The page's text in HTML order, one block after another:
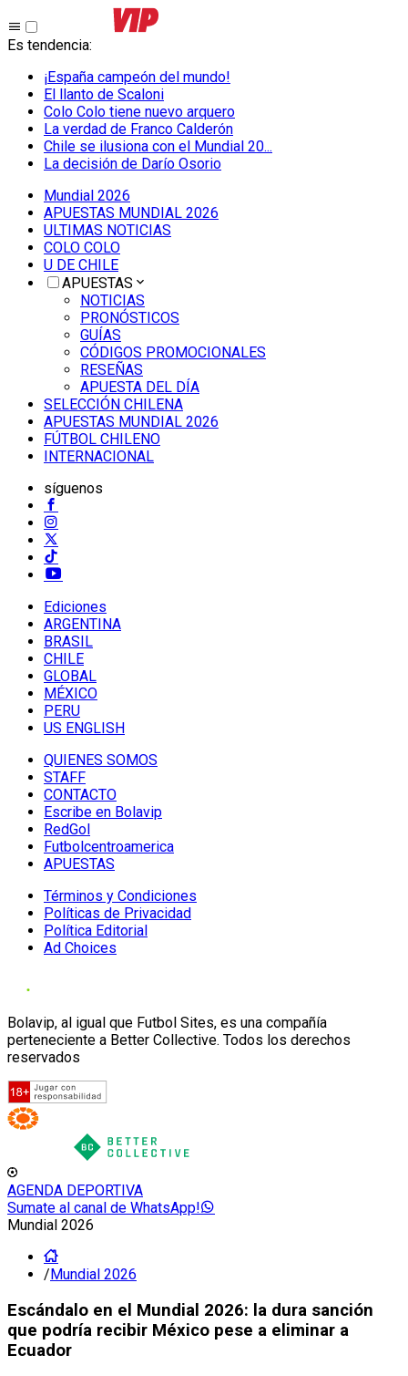
Es tendencia:
¡España campeón del mundo!
El llanto de Scaloni
Colo Colo tiene nuevo arquero
La verdad de Franco Calderón
Chile se ilusiona con el Mundial 20...
La decisión de Darío Osorio
Mundial 2026
APUESTAS MUNDIAL 2026
ULTIMAS NOTICIAS
COLO COLO
U DE CHILE
APUESTAS
NOTICIAS
PRONÓSTICOS
GUÍAS
CÓDIGOS PROMOCIONALES
RESEÑAS
APUESTA DEL DÍA
SELECCIÓN CHILENA
APUESTAS MUNDIAL 2026
FÚTBOL CHILENO
INTERNACIONAL
síguenos
Ediciones
ARGENTINA
BRASIL
CHILE
GLOBAL
MÉXICO
PERU
US ENGLISH
QUIENES SOMOS
STAFF
CONTACTO
Escribe en Bolavip
RedGol
Futbolcentroamerica
APUESTAS
Términos y Condiciones
Políticas de Privacidad
Política Editorial
Ad Choices
Bolavip, al igual que Futbol Sites, es una compañía
perteneciente a Better Collective. Todos los derechos
reservados
AGENDA DEPORTIVA
Sumate al canal de WhatsApp!
Mundial 2026
/Mundial 2026
Escándalo en el Mundial 2026: la dura sanción
que podría recibir México pese a eliminar a
Ecuador